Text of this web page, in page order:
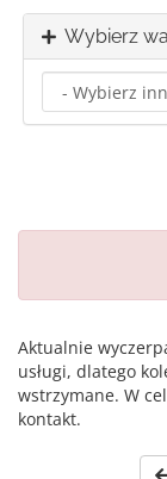
Wybierz
Aktualnie
usługi, dlatego
wstrzymane. W
kontakt.